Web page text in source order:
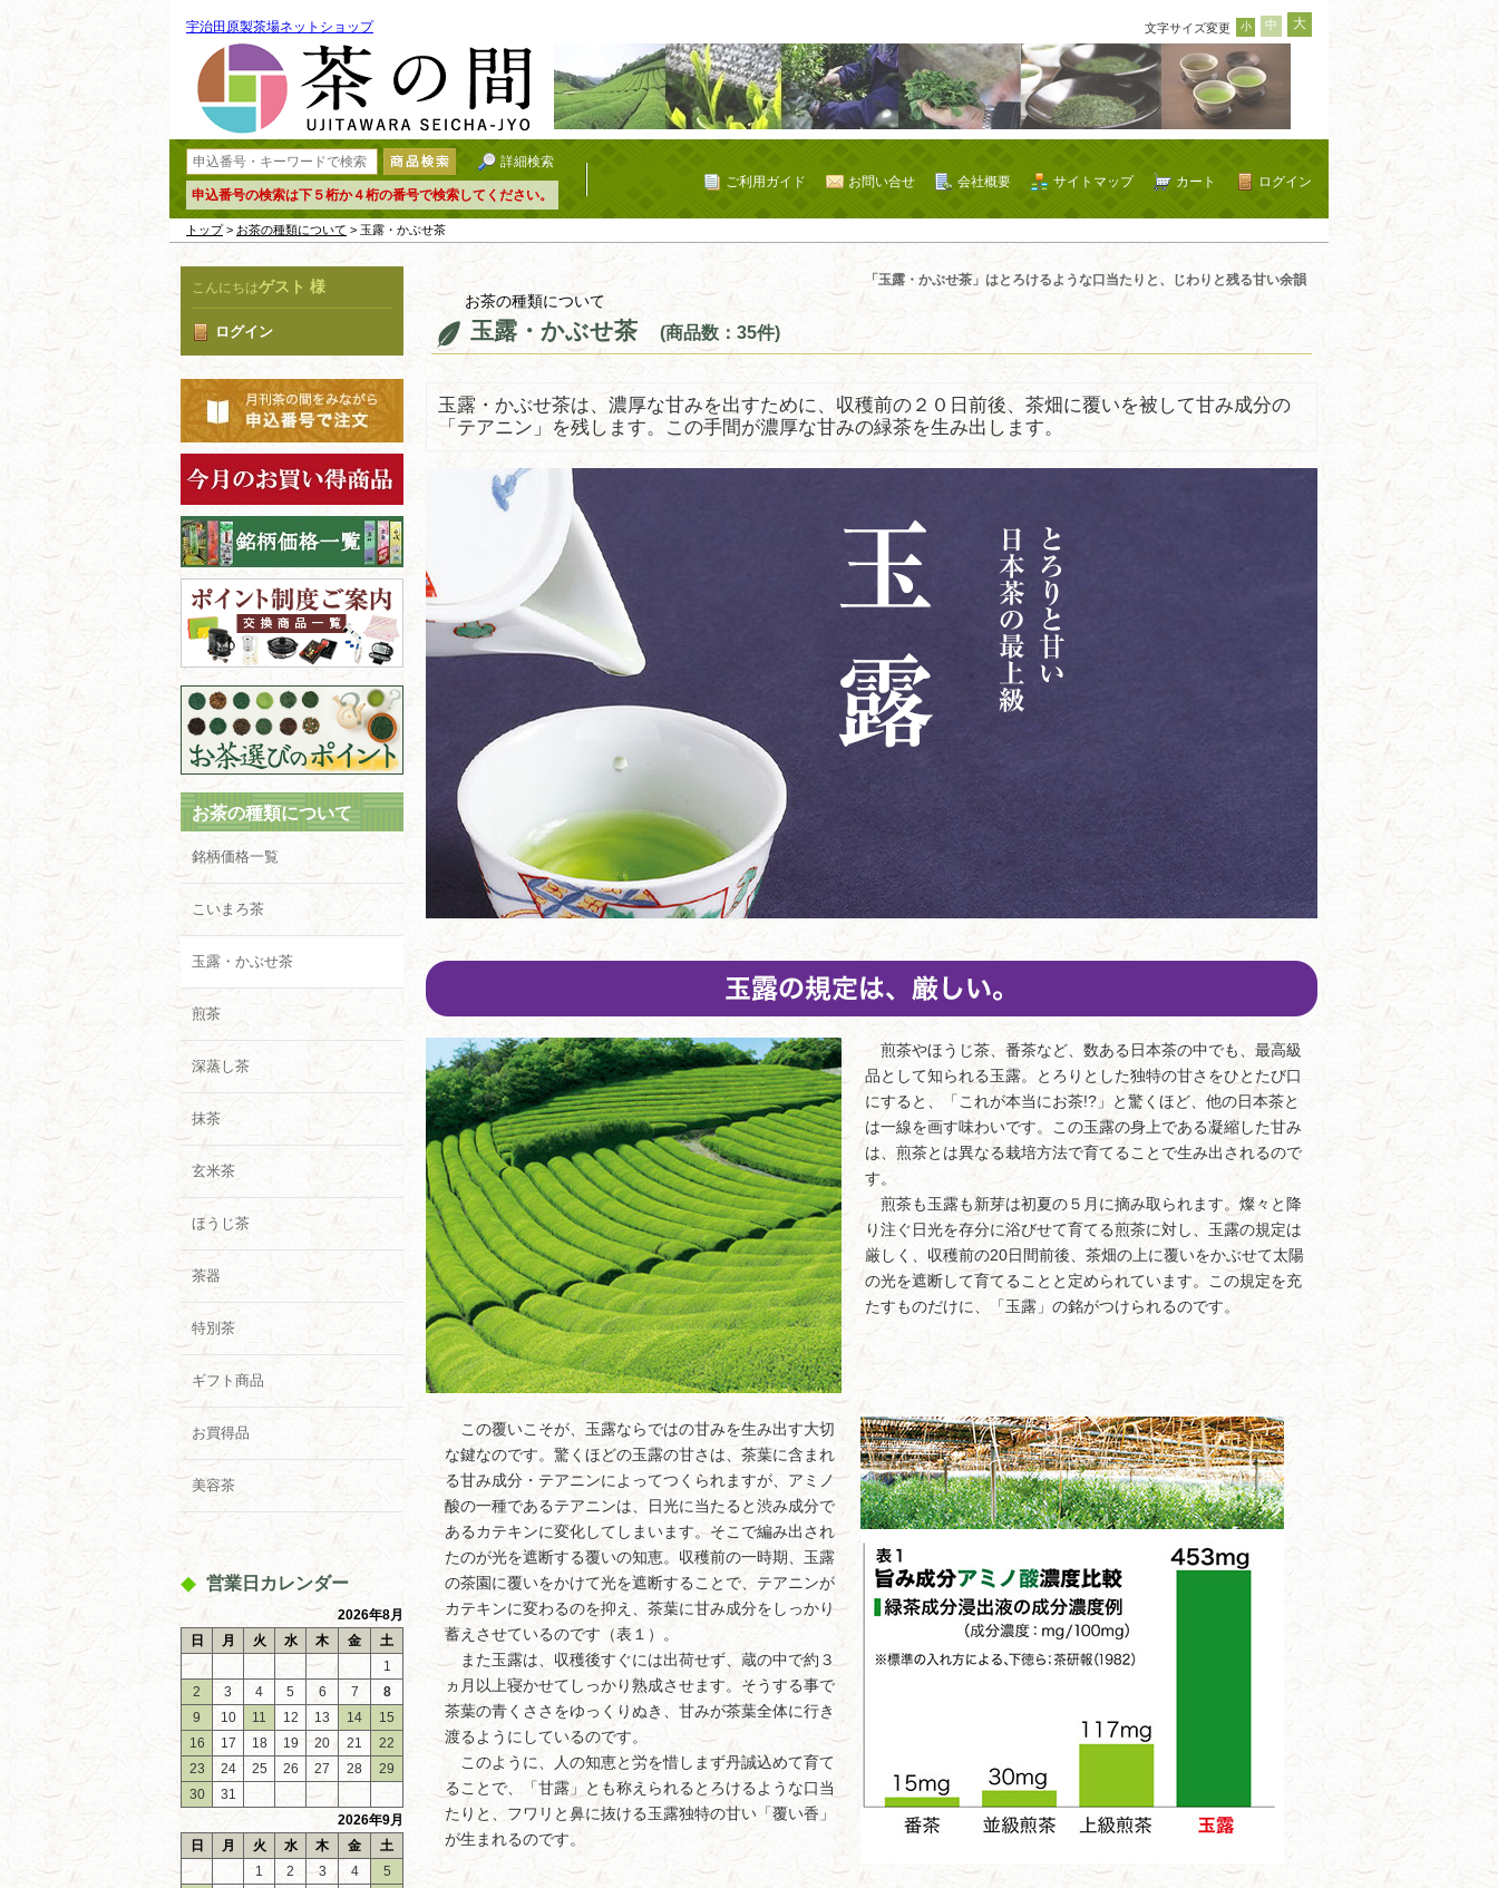
宇治田原製茶場ネットショップ 文字サイズ変更 小 中 大
詳細検索
申込番号の検索は下５桁か４桁の番号で検索してください。
ログイン
カート
サイトマップ
会社概要
お問い合せ
ご利用ガイド
トップ> お茶の種類について > 玉露・かぶせ茶
こんにちはゲスト 様
ログイン
お茶の種類について
銘柄価格一覧
こいまろ茶
玉露・かぶせ茶
煎茶
深蒸し茶
抹茶
玄米茶
ほうじ茶
茶器
特別茶
ギフト商品
お買得品
美容茶
営業日カレンダー
2026年8月
日
月 火 水 木 金
土
1
2
3 4 5 6 7
8
9
10 11 12 13 14
15
16
17 18 19 20 21
22
23
24 25 26 27 28
29
30
31
2026年9月
日
月 火 水 木 金
土
1
2 3 4
5
「玉露・かぶせ茶」はとろけるような口当たりと、じわりと残る甘い余韻
お茶の種類について
玉露・かぶせ茶 (商品数：35件)
玉露・かぶせ茶は、濃厚な甘みを出すために、収穫前の２０日前後、茶畑に覆いを被して甘み成分の
「テアニン」を残します。この手間が濃厚な甘みの緑茶を生み出します。
煎茶やほうじ茶、番茶など、数ある日本茶の中でも、最高級
品として知られる玉露。とろりとした独特の甘さをひとたび口
にすると、「これが本当にお茶!?」と驚くほど、他の日本茶と
は一線を画す味わいです。この玉露の身上である凝縮した甘み
は、煎茶とは異なる栽培方法で育てることで生み出されるので
す。
煎茶も玉露も新芽は初夏の５月に摘み取られます。燦々と降
り注ぐ日光を存分に浴びせて育てる煎茶に対し、玉露の規定は
厳しく、収穫前の20日間前後、茶畑の上に覆いをかぶせて太陽
の光を遮断して育てることと定められています。この規定を充
たすものだけに、「玉露」の銘がつけられるのです。
この覆いこそが、玉露ならではの甘みを生み出す大切
な鍵なのです。驚くほどの玉露の甘さは、茶葉に含まれ
る甘み成分・テアニンによってつくられますが、アミノ
酸の一種であるテアニンは、日光に当たると渋み成分で
あるカテキンに変化してしまいます。そこで編み出され
たのが光を遮断する覆いの知恵。収穫前の一時期、玉露
の茶園に覆いをかけて光を遮断することで、テアニンが
カテキンに変わるのを抑え、茶葉に甘み成分をしっかり
蓄えさせているのです（表１）。
また玉露は、収穫後すぐには出荷せず、蔵の中で約３
ヵ月以上寝かせてしっかり熟成させます。そうする事で
茶葉の青くささをゆっくりぬき、甘みが茶葉全体に行き
渡るようにしているのです。
このように、人の知恵と労を惜しまず丹誠込めて育て
ることで、「甘露」とも称えられるとろけるような口当
たりと、フワリと鼻に抜ける玉露独特の甘い「覆い香」
が生まれるのです。